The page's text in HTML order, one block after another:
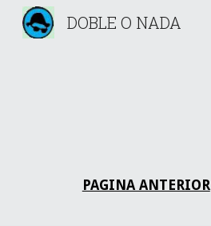
DOBLE O NADA
PAGINA ANTERIOR